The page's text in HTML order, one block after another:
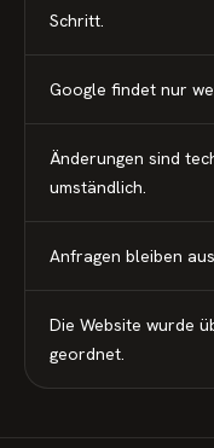
Schritt.
Google findet nur
Änderungen sind
umständlich.
Anfragen bleiben
Die Website wurde
geordnet.